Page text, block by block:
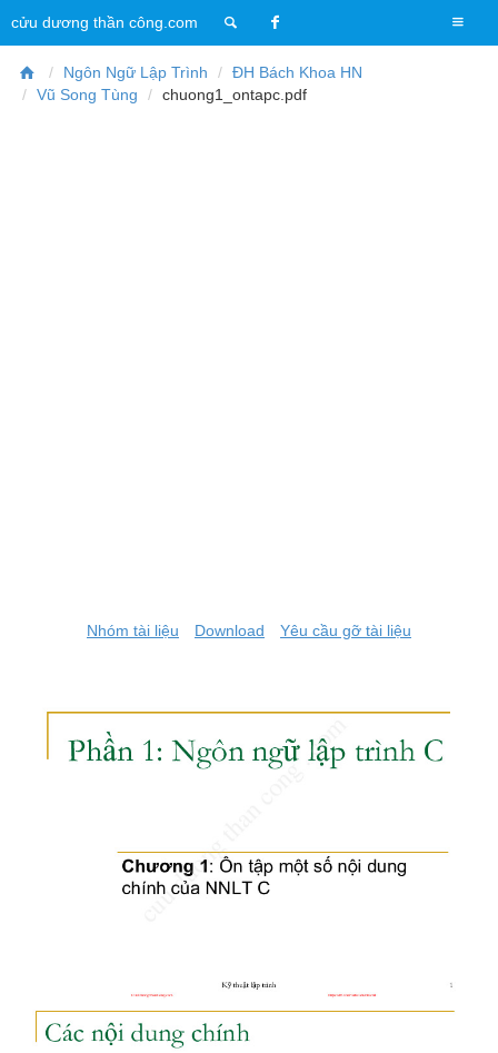
T
o
cửu dương thần công.com
Ngôn Ngữ Lập Trình
ĐH Bách Khoa HN
Vũ Song Tùng
chuong1_ontapc.pdf
Nhóm tài liệu Download Yêu cầu gỡ tài liệu